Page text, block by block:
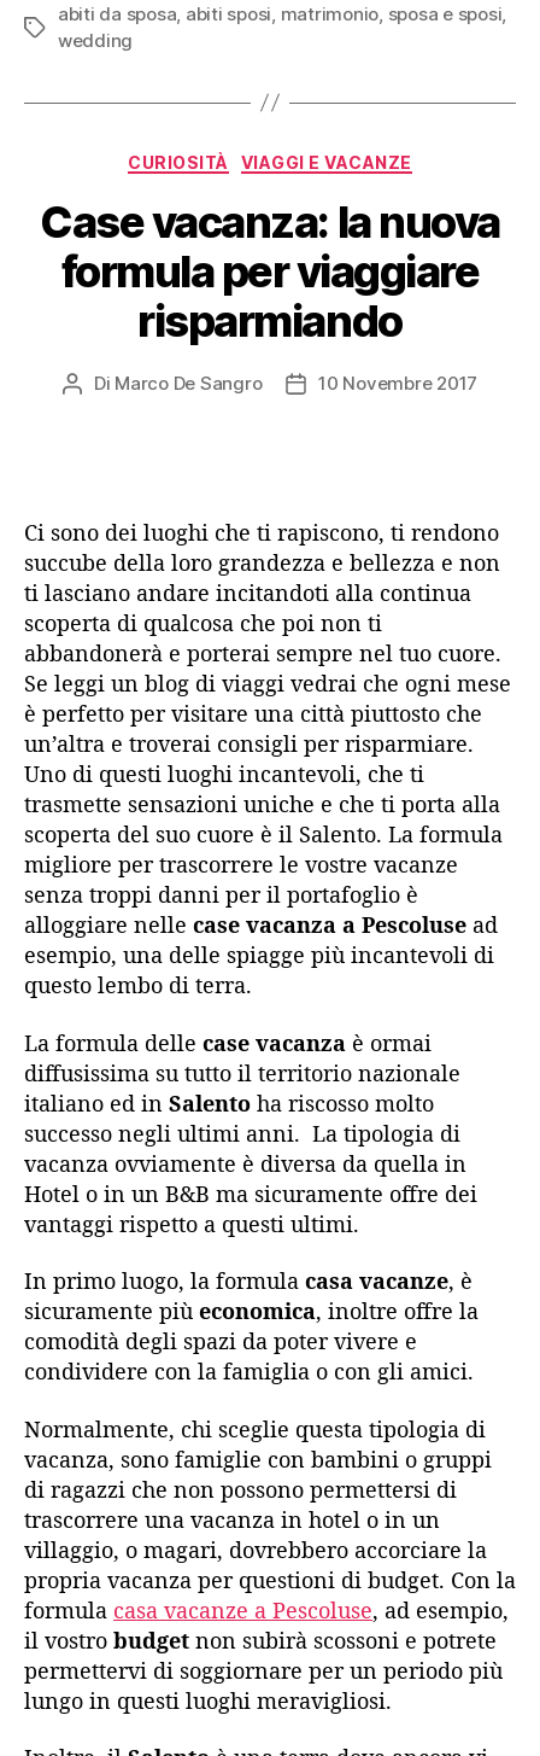
Tag
abiti da sposa abiti sposi matrimonio sposa e sposi
wedding
Categorie
CURIOSITÀ VIAGGI E VACANZE
Case vacanza: la nuova
formula per viaggiare
risparmiando
Autore
Di Marco De Sangro
Data10 Novembre 2017
Ci sono dei luoghi che ti rapiscono, ti rendono
succube della loro grandezza e bellezza e non
ti lasciano andare incitandoti alla continua
scoperta di qualcosa che poi non ti
abbandonerà e porterai sempre nel tuo cuore.
Se leggi un blog di viaggi vedrai che ogni mese
è perfetto per visitare una città piuttosto che
un’altra e troverai consigli per risparmiare.
Uno di questi luoghi incantevoli, che ti
trasmette sensazioni uniche e che ti porta alla
scoperta del suo cuore è il Salento. La formula
migliore per trascorrere le vostre vacanze
senza troppi danni per il portafoglio è
alloggiare nelle case vacanza a Pescoluse ad
esempio, una delle spiagge più incantevoli di
questo lembo di terra.
La formula delle case vacanza è ormai
diffusissima su tutto il territorio nazionale
italiano ed in Salento ha riscosso molto
successo negli ultimi anni. La tipologia di
vacanza ovviamente è diversa da quella in
Hotel o in un B&B ma sicuramente offre dei
vantaggi rispetto a questi ultimi.
In primo luogo, la formula casa vacanze, è
sicuramente più economica, inoltre offre la
comodità degli spazi da poter vivere e
condividere con la famiglia o con gli amici.
Normalmente, chi sceglie questa tipologia di
vacanza, sono famiglie con bambini o gruppi
di ragazzi che non possono permettersi di
trascorrere una vacanza in hotel o in un
villaggio, o magari, dovrebbero accorciare la
propria vacanza per questioni di budget. Con la
formula casa vacanze a Pescoluse, ad esempio,
il vostro budget non subirà scossoni e potrete
permettervi di soggiornare per un periodo più
lungo in questi luoghi meravigliosi.